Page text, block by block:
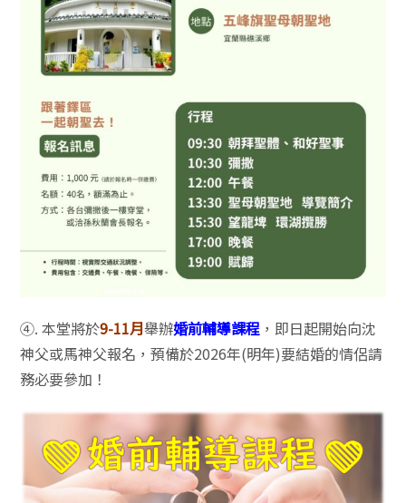
④. 本堂將於9-11月舉辦婚前輔導課程 ，即日起開始向沈
神父或馬神父報名，預備於2026年(明年)要結婚的情侶請
務必要參加！